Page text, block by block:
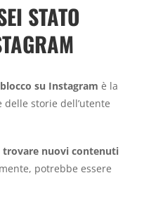
STATO
blocco su Instagram è la
storie dell’utente
trovare nuovi contenuti
potrebbe essere